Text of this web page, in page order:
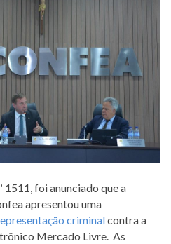
1511, foi anunciado que a
apresentou uma
criminalcontra a
Mercado Livre. As